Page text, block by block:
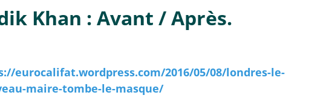
Khan : Avant / Après.
eurocalifat.wordpress.com/2016/05/08/londres-le-
maire-tombe-le-masque/